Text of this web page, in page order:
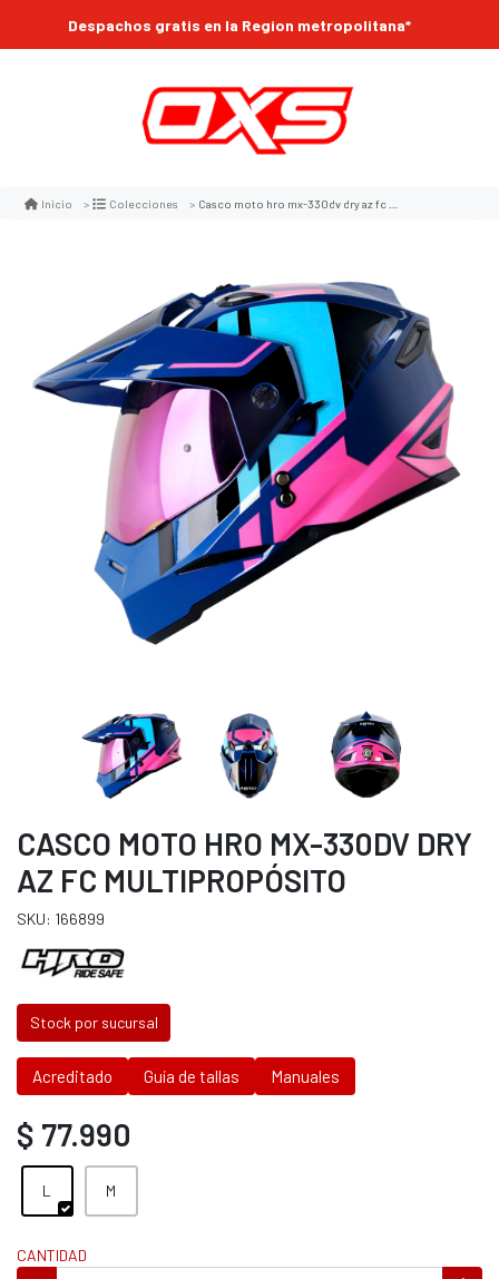
Despachos gratis en la Region metropolitana*
Inicio Colecciones Casco moto hro mx-330dv dry az fc multipropósito
CASCO MOTO HRO MX-330DV DRY
AZ FC MULTIPROPÓSITO
SKU: 166899
Stock por sucursal
Acreditado Guía de tallas Manuales
$ 77.990
L M
CANTIDAD